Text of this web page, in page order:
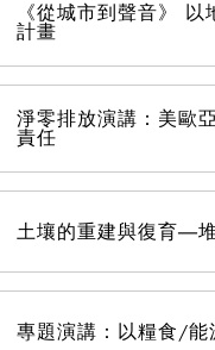
《從城市到聲音》
計畫
淨零排放演講：美歐
責任
土壤的重建與復育―
專題演講：以糧食/